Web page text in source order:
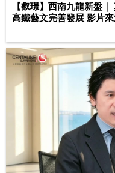
【叡璟】西南九龍新盤
高鐵藝文完善發展 影片